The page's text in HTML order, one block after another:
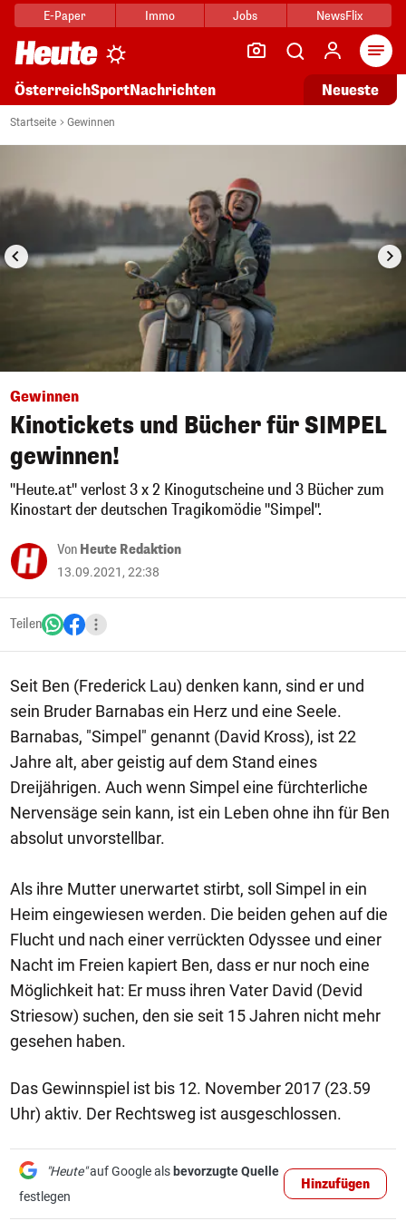
E-Paper Immo Jobs NewsFlix
ÖsterreichSportNachrichten Neueste
Startseite Gewinnen
1/21
Gewinnen
Kinotickets und Bücher für SIMPEL
gewinnen!
"Heute.at" verlost 3 x 2 Kinogutscheine und 3 Bücher zum
Kinostart der deutschen Tragikomödie "Simpel".
Von Heute Redaktion
13.09.2021, 22:38
Teilen
Seit Ben (Frederick Lau) denken kann, sind er und
sein Bruder Barnabas ein Herz und eine Seele.
Barnabas, "Simpel" genannt (David Kross), ist 22
Jahre alt, aber geistig auf dem Stand eines
Dreijährigen. Auch wenn Simpel eine fürchterliche
Nervensäge sein kann, ist ein Leben ohne ihn für Ben
absolut unvorstellbar.
Als ihre Mutter unerwartet stirbt, soll Simpel in ein
Heim eingewiesen werden. Die beiden gehen auf die
Flucht und nach einer verrückten Odyssee und einer
Nacht im Freien kapiert Ben, dass er nur noch eine
Möglichkeit hat: Er muss ihren Vater David (Devid
Striesow) suchen, den sie seit 15 Jahren nicht mehr
gesehen haben.
Das Gewinnspiel ist bis 12. November 2017 (23.59
Uhr) aktiv. Der Rechtsweg ist ausgeschlossen.
"Heute"auf Google als bevorzugte Quelle
festlegen
Hinzufügen